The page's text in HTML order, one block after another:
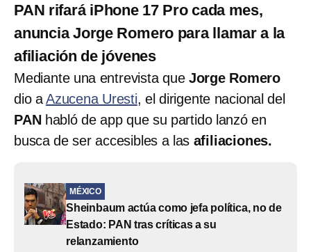
PAN rifará iPhone 17 Pro cada mes,
anuncia Jorge Romero para llamar a la
afiliación de jóvenes
Mediante una entrevista que Jorge Romero
dio aAzucena Uresti, el dirigente nacional del
PAN habló de app que su partido lanzó en
busca de ser accesibles a las afiliaciones.
MÉXICO
Sheinbaum actúa como jefa política, no de
Estado: PAN tras críticas a su
relanzamiento